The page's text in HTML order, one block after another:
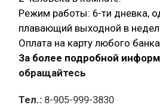
Режим работы: 6-ти дневка,
плавающий выходной в
Оплата на карту любого банка
За более подробной
обращайтесь
Тел.: 8-905-999-3830